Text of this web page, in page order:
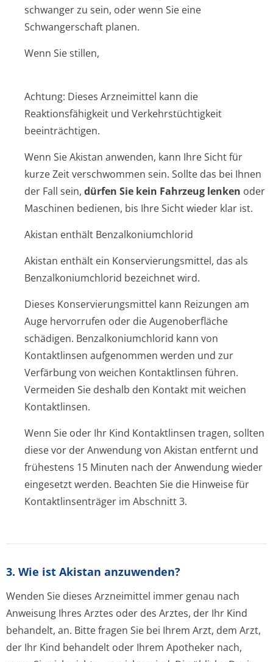
schwanger zu sein, oder wenn Sie eine
Schwangerschaft planen.
Wenn Sie stillen,
Achtung: Dieses Arzneimittel kann die
Reaktionsfähigkeit und Verkehrstüchtigkeit
beeinträchtigen.
Wenn Sie Akistan anwenden, kann Ihre Sicht für
kurze Zeit verschwommen sein. Sollte das bei Ihnen
der Fall sein, dürfen Sie kein Fahrzeug lenken oder
Maschinen bedienen, bis Ihre Sicht wieder klar ist.
Akistan enthält Benzalkoniumchlorid
Akistan enthält ein Konservierungsmit­tel, das als
Benzalkoniumchlorid bezeichnet wird.
Dieses Konservierungsmit­tel kann Reizungen am
Auge hervorrufen oder die Augenoberfläche
schädigen. Benzalkoniumchlorid kann von
Kontaktlinsen aufgenommen werden und zur
Verfärbung von weichen Kontaktlinsen führen.
Vermeiden Sie deshalb den Kontakt mit weichen
Kontaktlinsen.
Wenn Sie oder Ihr Kind Kontaktlinsen tragen, sollten
diese vor der Anwendung von Akistan entfernt und
frühestens 15 Minuten nach der Anwendung wieder
eingesetzt werden. Beachten Sie die Hinweise für
Kontaktlinsenträger im Abschnitt 3.
3. Wie ist Akistan anzuwenden?
Wenden Sie dieses Arzneimittel immer genau nach
Anweisung Ihres Arztes oder des Arztes, der Ihr Kind
behandelt, an. Bitte fragen Sie bei Ihrem Arzt, dem Arzt,
der Ihr Kind behandelt oder Ihrem Apotheker nach,